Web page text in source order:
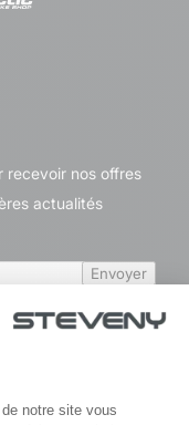
recevoir nos offres
actualités
Envoyer